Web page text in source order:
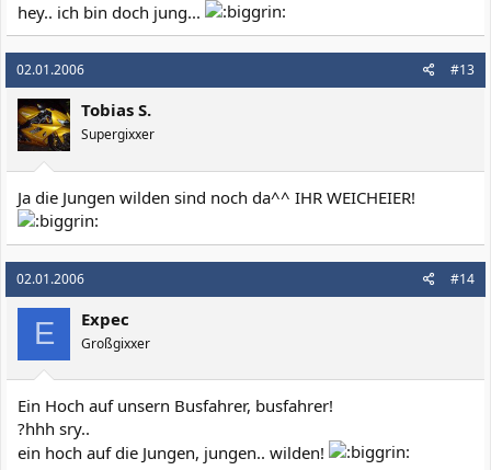
hey.. ich bin doch jung...
02.01.2006 #13
Tobias S.
Supergixxer
Ja die Jungen wilden sind noch da^^ IHR WEICHEIER!
02.01.2006 #14
E Expec
Großgixxer
Ein Hoch auf unsern Busfahrer, busfahrer!
?hhh sry..
ein hoch auf die Jungen, jungen.. wilden!